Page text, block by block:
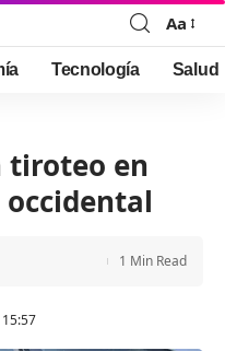
Font
Resizer
Aa
Tecnología Salud
tiroteo en
1 Min Read